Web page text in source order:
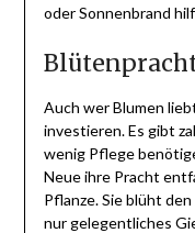
oder Sonnenbrand
Auch wer Blumen
investieren. Es gibt
wenig Pflege
Neue ihre Pracht
Pflanze. Sie blüht
nur gelegentliches